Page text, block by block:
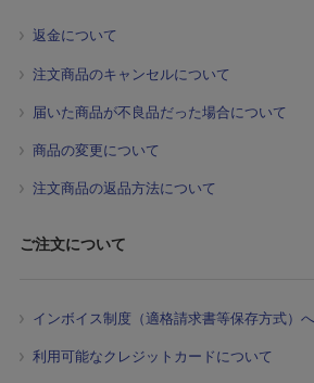
返金について
注文商品のキャンセルについて
届いた商品が不良品だった場合について
商品の変更について
注文商品の返品方法について
ご注文について
インボイス制度（適格請求書等保存方式）
利用可能なクレジットカードについて